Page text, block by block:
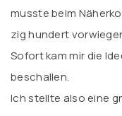
musste beim
zig hundert
Sofort kam mir die
beschallen.
Ich stellte also eine